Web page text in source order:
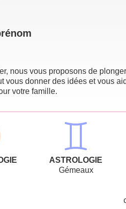
nous vous proposons de
donner des idées et vous
votre famille.
ASTROLOGIE
Gémeaux